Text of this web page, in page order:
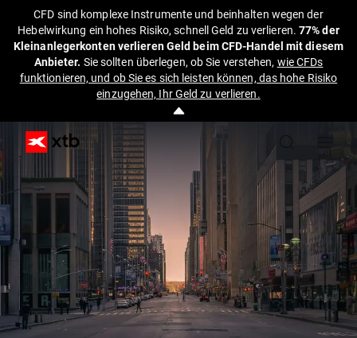
CFD sind komplexe Instrumente und beinhalten wegen der
Hebelwirkung ein hohes Risiko, schnell Geld zu verlieren.77% der
Kleinanlegerkonten verlieren Geld beim CFD-Handel mit diesem
Anbieter. Sie sollten überlegen, ob Sie verstehen, wie CFDs
funktionieren, und ob Sie es sich leisten können, das hohe Risiko
einzugehen, Ihr Geld zu verlieren.